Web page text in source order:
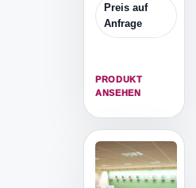
SportQuantum-
Anlagen: SQ
Touch, Router,
Overplates,
Stative, Kabel
Preis auf
Anfrage
PRODUKT
ANSEHEN